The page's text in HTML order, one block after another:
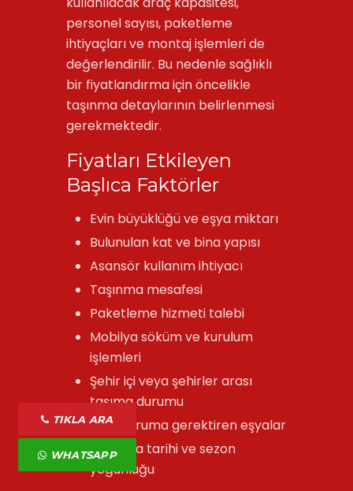
personel sayısı, paketleme
ihtiyaçları ve montaj işlemleri de
değerlendirilir. Bu nedenle sağlıklı
bir fiyatlandırma için öncelikle
taşınma detaylarının belirlenmesi
gerekmektedir.
Fiyatları Etkileyen
Başlıca Faktörler
Evin büyüklüğü ve eşya miktarı
Bulunulan kat ve bina yapısı
Asansör kullanım ihtiyacı
Taşınma mesafesi
Paketleme hizmeti talebi
Mobilya söküm ve kurulum
işlemleri
Şehir içi veya şehirler arası
taşıma durumu
Özel koruma gerektiren eşyalar
Taşınma tarihi ve sezon
yoğunluğu
WHATSAPP
TIKLA ARA